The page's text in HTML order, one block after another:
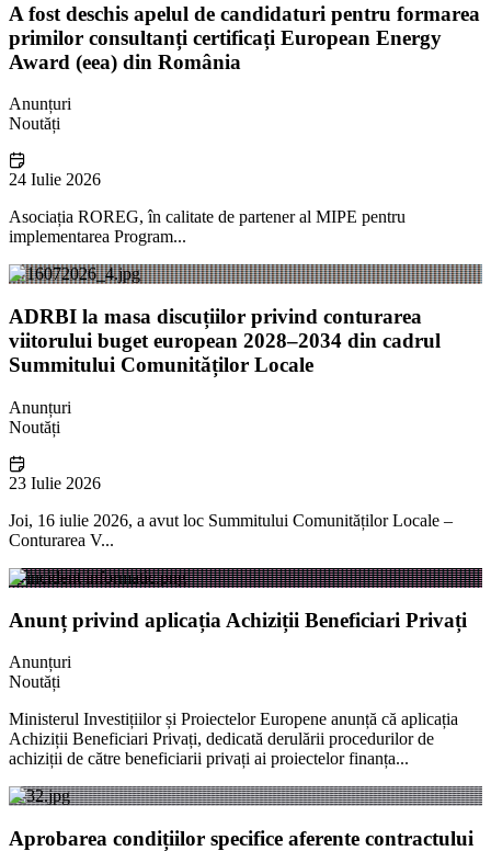
A fost deschis apelul de candidaturi pentru formarea
primilor consultanți certificați European Energy
Award (eea) din România
Anunțuri
Noutăți
24 Iulie 2026
Asociația ROREG, în calitate de partener al MIPE pentru
implementarea Program...
ADRBI la masa discuțiilor privind conturarea
viitorului buget european 2028–2034 din cadrul
Summitului Comunităților Locale
Anunțuri
Noutăți
23 Iulie 2026
Joi, 16 iulie 2026, a avut loc Summitului Comunităților Locale –
Conturarea V...
Anunț privind aplicația Achiziții Beneficiari Privați
Anunțuri
Noutăți
Ministerul Investițiilor și Proiectelor Europene anunță că aplicația
Achiziții Beneficiari Privați, dedicată derulării procedurilor de
achiziții de către beneficiarii privați ai proiectelor finanța...
Aprobarea condițiilor specifice aferente contractului